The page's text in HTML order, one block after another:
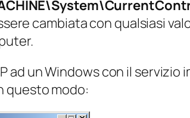
cambiata con qualsiasi
ad un Windows con il
questo modo: